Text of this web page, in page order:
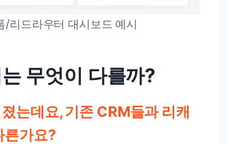
/리드라우터 대시보드 예시
무엇이 다를까?
는데요, 기존 CRM들과 리캐
른가요?